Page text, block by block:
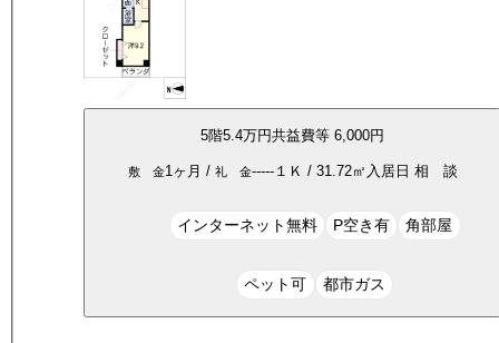
5階5.4万円共益費等6,000円
敷 金1ヶ月 / 礼 金-----１Ｋ / 31.72㎡ 入居日 相 談
インターネット無料 P空き有 角部屋
ペット可 都市ガス